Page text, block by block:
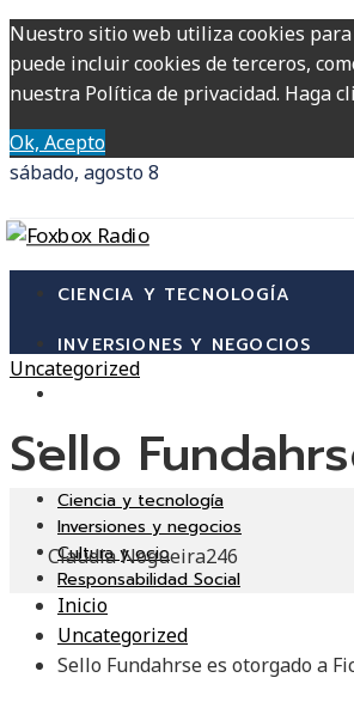
Nuestro sitio web utiliza cookies
puede incluir cookies de terceros,
nuestra Política de privacidad. Haga
Ok, Acepto
sábado, agosto 8
CIENCIA Y TECNOLOGÍA
INVERSIONES Y NEGOCIOS
RESPONSABILIDAD SOCIAL
Ciencia y tecnología
Inversiones y negocios
Cultura y ocio
Responsabilidad Social
Uncategorized
Sello
Claudia Nogueira246
Inicio
Uncategorized
Sello Fundahrse es otorgado a